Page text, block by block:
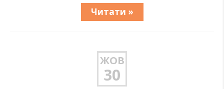
Читати »
ЖОВ
30